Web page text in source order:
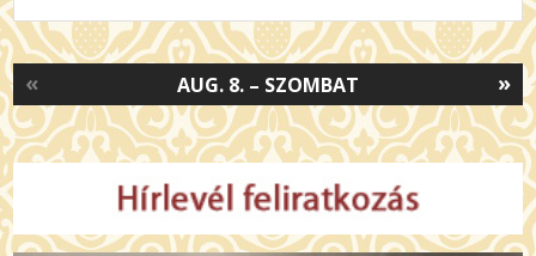
»
AUG. 8. – SZOMBAT
«